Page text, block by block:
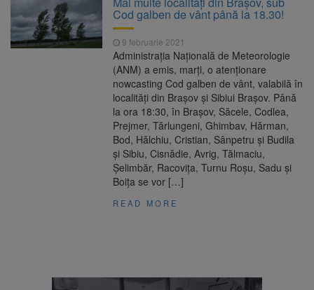
Ormeniș
6 august 2026
AUR a lansat platforma
suspeND.ro pentru urmărirea inițiativei de
suspendare a președintelui Nicușor Dan
Înalta Curte analizează
dosarul lui Călin Georgescu și Horațiu Potra.
Judecătorii decid dacă începe procesul
Strategia națională pentru
biodiversitate 2026-2030, adoptată de Senat.
Proiectul merge la promulgare
Cod galben de vânt până la 18.30!
9 februarie 2021
Administraţia Naţională de Meteorologie
(ANM) a emis, marţi, o atenţionare
nowcasting Cod galben de vânt, valabilă în
localități din Brașov și Sibiui Braşov. Până
la ora 18:30, în Braşov, Săcele, Codlea,
Prejmer, Tărlungeni, Ghimbav, Hărman,
Bod, Hălchiu, Cristian, Sânpetru şi Budila
şi Sibiu, Cisnădie, Avrig, Tălmaciu,
Şelimbăr, Racoviţa, Turnu Roşu, Sadu şi
Boiţa se vor […]
READ MORE